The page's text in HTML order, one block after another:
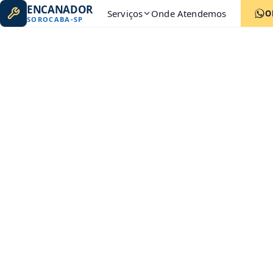
ENCANADOR
SOROCABA-SP Serviços Onde Atendemos